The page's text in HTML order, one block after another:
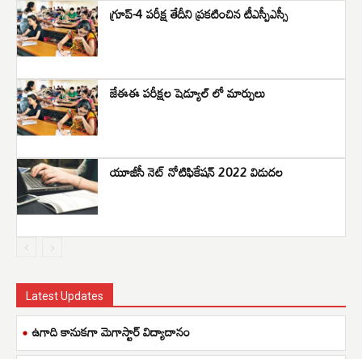
గ్రూప్-4 పరీక్ష తేదీని ప్రకటించిన టీఎస్పీఎస్సీ
జేఈఈ పరీక్షల షెడ్యూల్ లో మార్పులు
యూజీసీ నెట్ నోటిఫికేషన్ 2022 విడుదల
Latest Updates
ఉగాది కానుకగా మెగాస్టార్ విద్యాదానం